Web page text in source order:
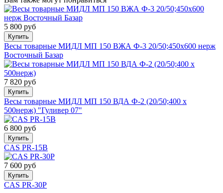
5 800 руб
Купить
Весы товарные МИДЛ МП 150 ВЖА Ф-3 20/50;450х600 нерж
Восточный Базар
7 820 руб
Купить
Весы товарные МИДЛ МП 150 ВДА Ф-2 (20/50;400 х
500нерж) "Гуливер 07"
6 800 руб
Купить
CAS PR-15В
7 600 руб
Купить
CAS PR-30P